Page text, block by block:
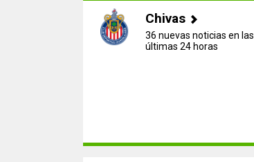
Chivas
36 nuevas noticias en las
últimas 24 horas